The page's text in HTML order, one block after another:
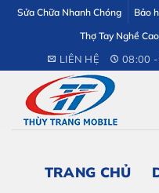
dung
Sửa Chữa Nhanh Chóng Bảo
Thợ Tay Nghề Cao
LIÊN HỆ 08:00
TRANG CHỦ